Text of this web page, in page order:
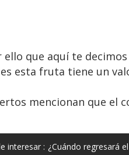
ello que aquí te
esta fruta tiene un
mencionan que el
interesar : ¿Cuándo regresará